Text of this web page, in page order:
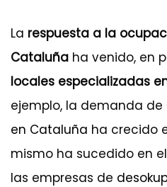
La respuesta a la
Cataluña ha venido, en
locales especializadas
ejemplo, la demanda de
en Cataluña ha crecido
mismo ha sucedido en
las empresas de